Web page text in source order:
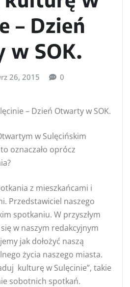
– Dzień
w SOK.
26, 2015 0
– Dzień Otwarty w SOK.
w Sulęcińskim
oznaczało oprócz
z mieszkańcami i
Przedstawiciel naszego
spotkaniu. W przyszłym
w naszym redakcyjnym
jak dołożyć naszą
życia naszego miasta.
kulturę w Sulęcinie”, takie
sobotnich spotkań.